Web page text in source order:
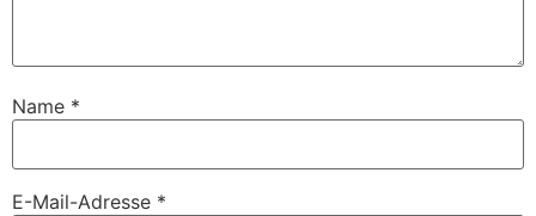
Name *
E-Mail-Adresse *